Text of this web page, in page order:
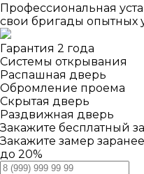
Профессиональная
свои бригады опытных
Гарантия 2 года
Системы открывания
Распашная дверь
Обромление проема
Скрытая дверь
Раздвижная дверь
Закажите бесплатный
Закажите замер
до 20%